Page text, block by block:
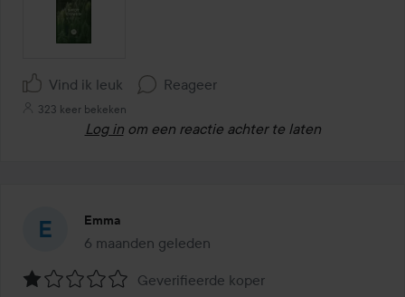
Vind ik leuk Reageer
323 keer bekeken
Log in om een reactie achter te laten
Emma
6 maanden geleden
Het bericht is gemaakt 6 maanden geleden
Geverifieerde koper